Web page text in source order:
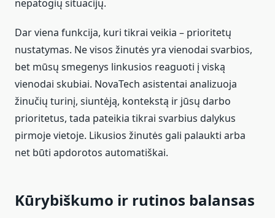
nepatogių situacijų.
Dar viena funkcija, kuri tikrai veikia – prioritetų
nustatymas. Ne visos žinutės yra vienodai svarbios,
bet mūsų smegenys linkusios reaguoti į viską
vienodai skubiai. NovaTech asistentai analizuoja
žinučių turinį, siuntėją, kontekstą ir jūsų darbo
prioritetus, tada pateikia tikrai svarbius dalykus
pirmoje vietoje. Likusios žinutės gali palaukti arba
net būti apdorotos automatiškai.
Kūrybiškumo ir rutinos balansas